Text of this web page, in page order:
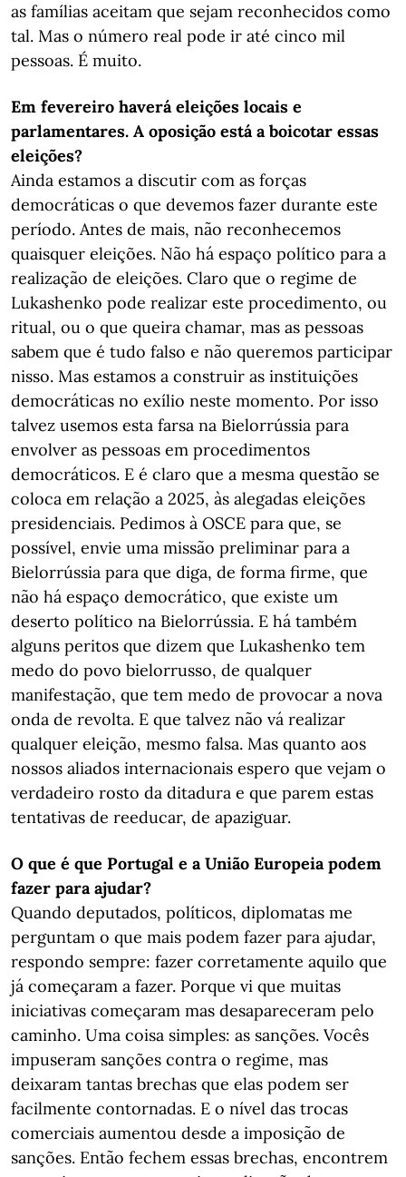
as famílias aceitam que sejam reconhecidos como
tal. Mas o número real pode ir até cinco mil
pessoas. É muito.
Em fevereiro haverá eleições locais e
parlamentares. A oposição está a boicotar essas
eleições?
Ainda estamos a discutir com as forças
democráticas o que devemos fazer durante este
período. Antes de mais, não reconhecemos
quaisquer eleições. Não há espaço político para a
realização de eleições. Claro que o regime de
Lukashenko pode realizar este procedimento, ou
ritual, ou o que queira chamar, mas as pessoas
sabem que é tudo falso e não queremos participar
nisso. Mas estamos a construir as instituições
democráticas no exílio neste momento. Por isso
talvez usemos esta farsa na Bielorrússia para
envolver as pessoas em procedimentos
democráticos. E é claro que a mesma questão se
coloca em relação a 2025, às alegadas eleições
presidenciais. Pedimos à OSCE para que, se
possível, envie uma missão preliminar para a
Bielorrússia para que diga, de forma firme, que
não há espaço democrático, que existe um
deserto político na Bielorrússia. E há também
alguns peritos que dizem que Lukashenko tem
medo do povo bielorrusso, de qualquer
manifestação, que tem medo de provocar a nova
onda de revolta. E que talvez não vá realizar
qualquer eleição, mesmo falsa. Mas quanto aos
nossos aliados internacionais espero que vejam o
verdadeiro rosto da ditadura e que parem estas
tentativas de reeducar, de apaziguar.
O que é que Portugal e a União Europeia podem
fazer paraajudar?
Quando deputados, políticos, diplomatas me
perguntam o que mais podem fazer para ajudar,
respondo sempre: fazer corretamente aquilo que
já começaram a fazer. Porque vi que muitas
iniciativas começaram mas desapareceram pelo
caminho. Uma coisa simples: as sanções. Vocês
impuseram sanções contra o regime, mas
deixaram tantas brechas que elas podem ser
facilmente contornadas. E o nível das trocas
comerciais aumentou desde a imposição de
sanções. Então fechem essas brechas, encontrem